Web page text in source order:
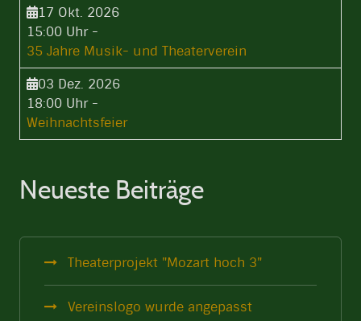
17 Okt. 2026
15:00 Uhr-
35 Jahre Musik- und Theaterverein
03 Dez. 2026
18:00 Uhr-
Weihnachtsfeier
Neueste Beiträge
Theaterprojekt "Mozart hoch 3"
Vereinslogo wurde angepasst